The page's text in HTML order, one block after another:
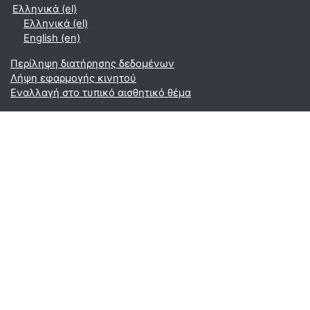
Ελληνικά ‎(el)‎
Ελληνικά ‎(el)‎
English ‎(en)‎
Περίληψη διατήρησης δεδομένων
Λήψη εφαρμογής κινητού
Εναλλαγή στο τυπικό αισθητικό θέμα